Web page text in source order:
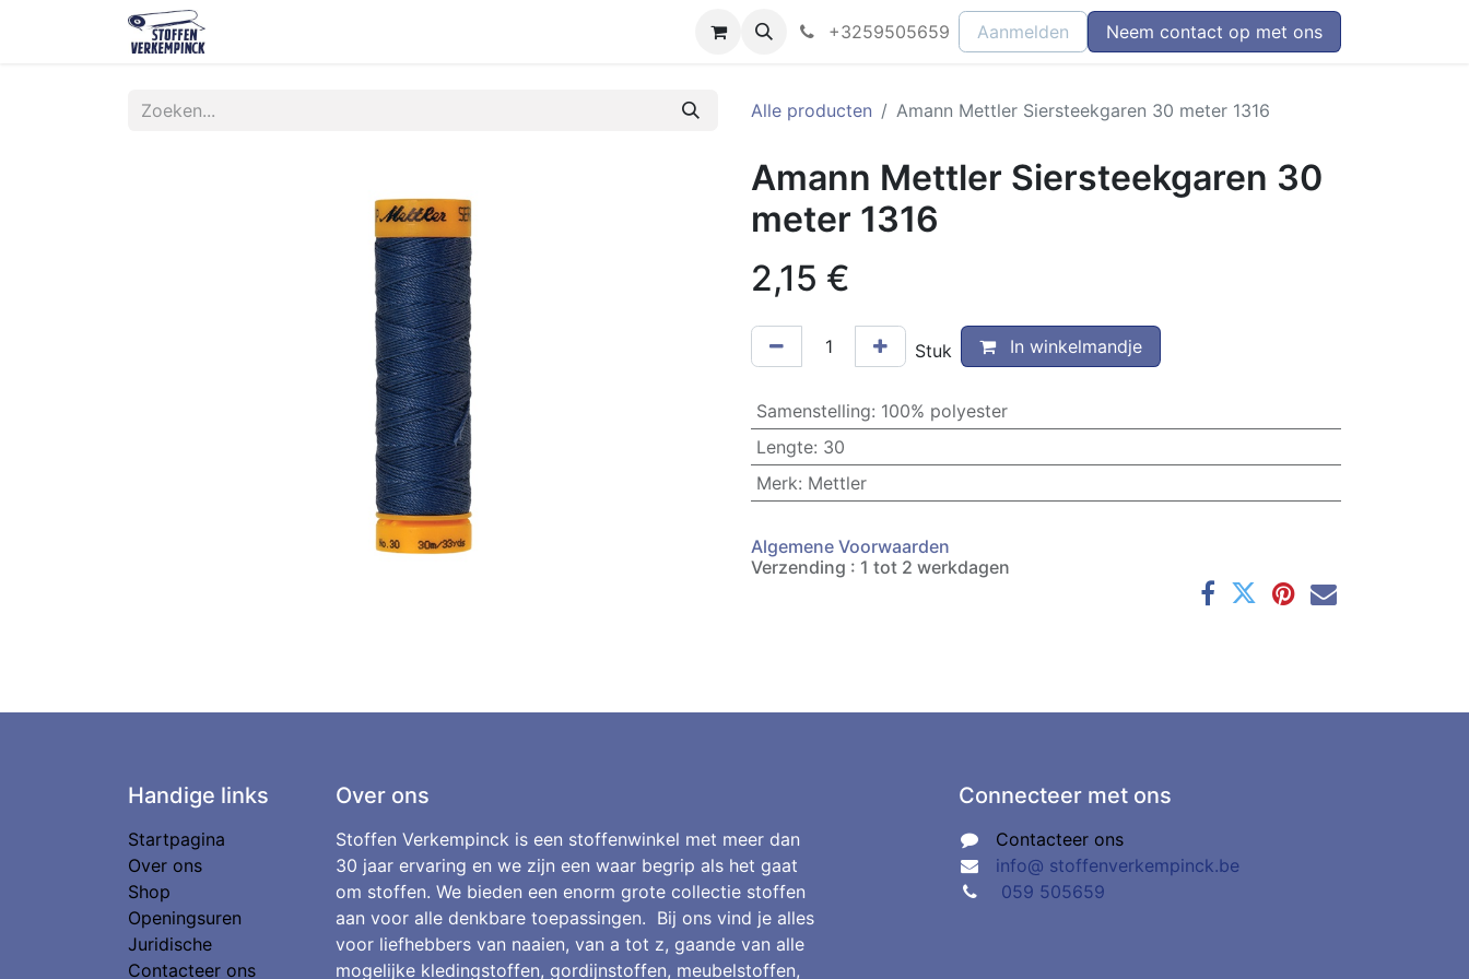
+3259505659 Aanmelden Neem contact op met ons
Alle producten Amann Mettler Siersteekgaren 30 meter 1316
Amann Mettler Siersteekgaren 30
meter 1316
2,15 €
Stuk In winkelmandje
Samenstelling: 100% polyester
Lengte: 30
Merk: Mettler
Algemene Voorwaarden
Verzending : 1 tot 2 werkdagen
Handige links
Startpagina
Over ons
Shop
Openingsuren
Juridische
Contacteer ons
Over ons
Stoffen Verkempinck is een stoffenwinkel met meer dan
30 jaar ervaring en we zijn een waar begrip als het gaat
om stoffen. We bieden een enorm grote collectie stoffen
aan voor alle denkbare toepassingen. Bij ons vind je alles
voor liefhebbers van naaien, van a tot z, gaande van alle
mogelijke kledingstoffen, gordijnstoffen, meubelstoffen,
Connecteer met ons
Contacteer ons
info@ stoffenverkempinck.be
059 505659